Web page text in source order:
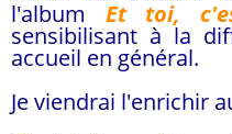
l'album Et toi,
sensibilisant à la
accueil en général.
Je viendrai l'enrichir